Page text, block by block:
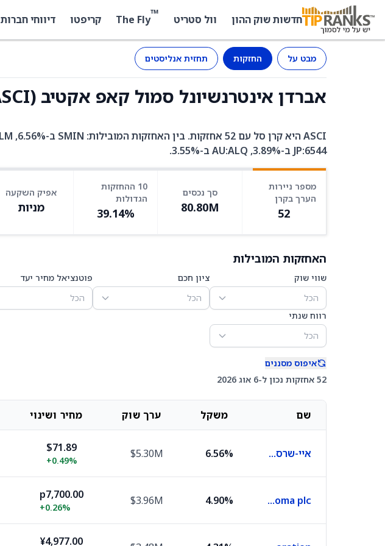
חדשות שוק ההון וול סטריט ™
The Fly קריפטו דיווחי חברות
מבט על החזקות תחזית אנליסטים
אברדן אינטרנשיונל סמול קאפ אקטיב (ASCI) - החזקות
JP:6544 ב-3.89%, AU:ALQ ב-3.55%.
מספר ניירות
הערך בקרן
52
סך נכסים
80.80M
10 ההחזקות
הגדולות
39.14%
אפיק השקעה
מניות
האחזקות המובילות
שווי שוק
הכל
ציון חכם
הכל
פוטנציאל מחיר יעד
הכל
רווח שנתי
הכל
איפוס מסננים
52 אחזקות נכון ל-6 אוג 2026
שם משקל ערך שוק מחיר ושינוי
איי-שרס MSCI אינדיה סמול קאפ 6.56%
$5.30M
$71.89
+0.49%
Diploma plc
4.90%
$3.96M
p7,700.00
+0.26%
¥4,977.00